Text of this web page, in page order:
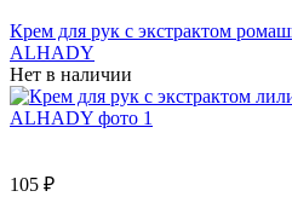
Крем для рук с экстрактом
ALHADY
Нет в наличии
105 ₽